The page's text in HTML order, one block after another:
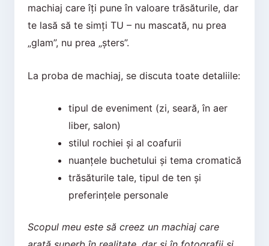
machiaj care îți pune în valoare trăsăturile, dar
te lasă să te simți TU – nu mascată, nu prea
„glam”, nu prea „șters”.
La proba de machiaj, se discuta toate detaliile:
tipul de eveniment (zi, seară, în aer
liber, salon)
stilul rochiei și al coafurii
nuanțele buchetului și tema cromatică
trăsăturile tale, tipul de ten și
preferințele personale
Scopul meu este să creez un machiaj care